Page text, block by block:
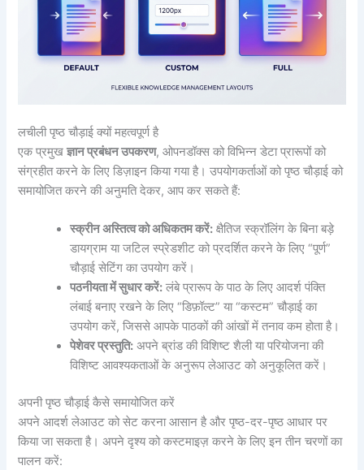
लचीली पृष्ठ चौड़ाई क्यों महत्वपूर्ण है
एक प्रमुखज्ञान प्रबंधन उपकरण, ओपनडॉक्स को विभिन्न डेटा प्रारूपों को
संग्रहीत करने के लिए डिज़ाइन किया गया है। उपयोगकर्ताओं को पृष्ठ चौड़ाई को
समायोजित करने की अनुमति देकर, आप कर सकते हैं:
स्क्रीन अस्तित्व को अधिकतम करें: क्षैतिज स्क्रॉलिंग के बिना बड़े
डायग्राम या जटिल स्प्रेडशीट को प्रदर्शित करने के लिए “पूर्ण”
चौड़ाई सेटिंग का उपयोग करें।
पठनीयता में सुधार करें: लंबे प्रारूप के पाठ के लिए आदर्श पंक्ति
लंबाई बनाए रखने के लिए “डिफ़ॉल्ट” या “कस्टम” चौड़ाई का
उपयोग करें, जिससे आपके पाठकों की आंखों में तनाव कम होता है।
पेशेवर प्रस्तुति: अपने ब्रांड की विशिष्ट शैली या परियोजना की
विशिष्ट आवश्यकताओं के अनुरूप लेआउट को अनुकूलित करें।
अपनी पृष्ठ चौड़ाई कैसे समायोजित करें
अपने आदर्श लेआउट को सेट करना आसान है और पृष्ठ-दर-पृष्ठ आधार पर
किया जा सकता है। अपने दृश्य को कस्टमाइज़ करने के लिए इन तीन चरणों का
पालन करें: